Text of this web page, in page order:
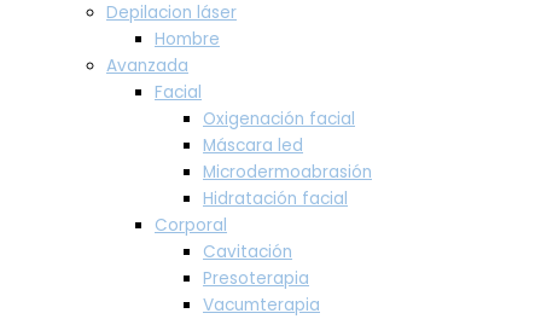
Depilacion láser
Hombre
Avanzada
Facial
Oxigenación facial
Máscara led
Microdermoabrasión
Hidratación facial
Corporal
Cavitación
Presoterapia
Vacumterapia